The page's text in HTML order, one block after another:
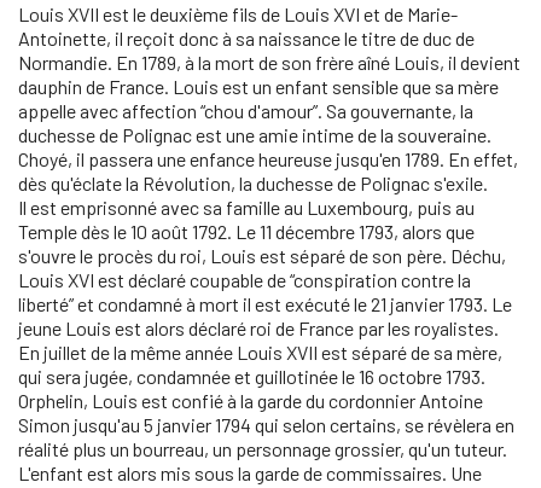
Louis XVII est le deuxième fils de Louis XVI et de Marie-
Antoinette, il reçoit donc à sa naissance le titre de duc de
Normandie. En 1789, à la mort de son frère aîné Louis, il devient
dauphin de France. Louis est un enfant sensible que sa mère
appelle avec affection “chou d'amour”. Sa gouvernante, la
duchesse de Polignac est une amie intime de la souveraine.
Choyé, il passera une enfance heureuse jusqu'en 1789. En effet,
dès qu'éclate la Révolution, la duchesse de Polignac s'exile.
Il est emprisonné avec sa famille au Luxembourg, puis au
Temple dès le 10 août 1792. Le 11 décembre 1793, alors que
s'ouvre le procès du roi, Louis est séparé de son père. Déchu,
Louis XVI est déclaré coupable de “conspiration contre la
liberté” et condamné à mort il est exécuté le 21 janvier 1793. Le
jeune Louis est alors déclaré roi de France par les royalistes.
En juillet de la même année Louis XVII est séparé de sa mère,
qui sera jugée, condamnée et guillotinée le 16 octobre 1793.
Orphelin, Louis est confié à la garde du cordonnier Antoine
Simon jusqu'au 5 janvier 1794 qui selon certains, se révèlera en
réalité plus un bourreau, un personnage grossier, qu'un tuteur.
L'enfant est alors mis sous la garde de commissaires. Une